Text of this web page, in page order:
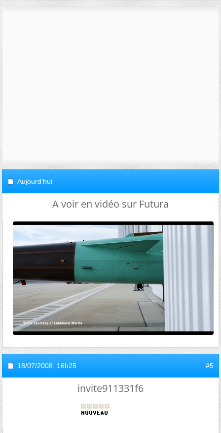
Aujourd'hui
A voir en vidéo sur Futura
18/07/2008, 16h25 #5
invite911331f6